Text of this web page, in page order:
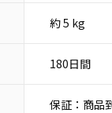
約 5 kg
180日間
保証：商品